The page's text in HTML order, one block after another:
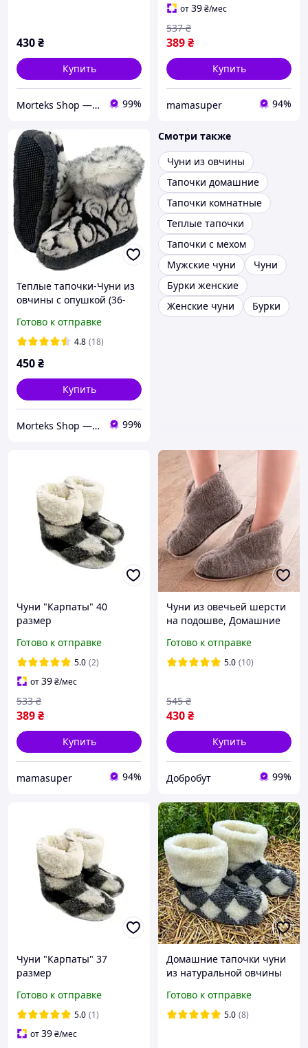
430₴
Купить
Morteks Shop — согревающие пояса, наколенники, товары из овчины 99%
от39₴/мес
389₴
537 ₴
Купить
mamasuper 94%
Теплые тапочки-Чуни из
овчины с опушкой (36-
чуни
Готово к отправке
4.8 (18)
450₴
Купить
Morteks Shop — согревающие пояса, наколенники, товары из овчины 99%
Смотри также
Чуни из овчины
Тапочки домашние
Тапочки комнатные
Теплые тапочки
Тапочки с мехом
Мужские чуни
Чуни
Бурки женские
Женские чуни
Бурки
Чуни "Карпаты" 40
размер
Готово к отправке
5.0 (2)
от39₴/мес
389₴
533 ₴
Купить
mamasuper 94%
Чуни из овечьей шерсти
на подошве, Домашние
овчины, РАЗМЕРЫ - ОТ 36
ДО 45
Готово к отправке
5.0 (10)
430₴
545 ₴
Купить
Добробут 99%
Чуни "Карпаты" 37
размер
Готово к отправке
5.0 (1)
от39₴/мес
Домашние тапочки чуни
из натуральной овчины
из овечьей шерсти
Готово к отправке
5.0 (8)